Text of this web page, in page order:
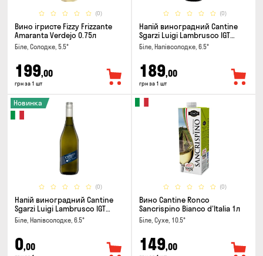
(0)
Вино ігристе Fizzy Frizzante
Amaranta Verdejo 0.75л
Біле, Солодке, 5.5°
199,00
грн за 1 шт
(0)
Напій виноградний Cantine
Sgarzi Luigi Lambrusco IGT
Emilia Bianca Frizziante 0.75л
Біле, Напівсолодке, 6.5°
189,00
грн за 1 шт
(0)
Новинка
Напій виноградний Cantine
Sgarzi Luigi Lambrusco IGT
Emilia Bianca Frizziante 0.75л
Біле, Напівсолодке, 6.5°
0,00
(0)
Вино Cantine Ronco
Sancrispino Bianco d'Italia 1л
Біле, Сухе, 10.5°
149,00